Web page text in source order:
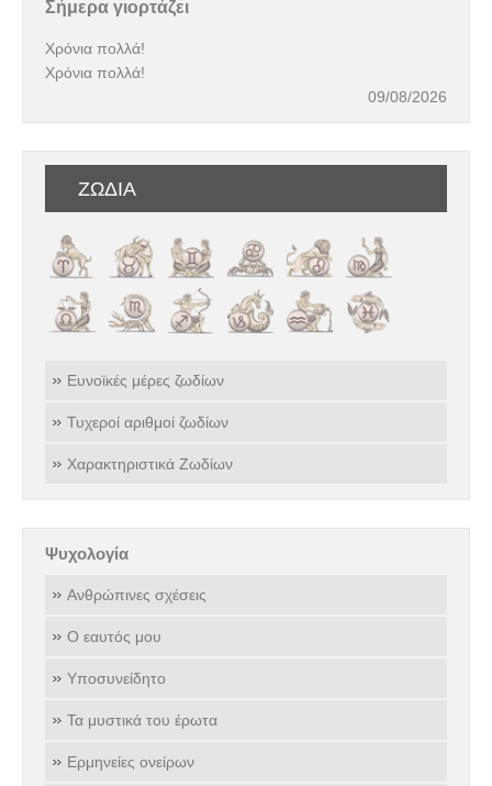
Σήμερα γιορτάζει
Χρόνια πολλά!
Χρόνια πολλά!
09/08/2026
ΖΩΔΙΑ
Ευνοϊκές μέρες ζωδίων
Τυχεροί αριθμοί ζωδίων
Χαρακτηριστικά Ζωδίων
Ψυχολογία
Ανθρώπινες σχέσεις
Ο εαυτός μου
Υποσυνείδητο
Τα μυστικά του έρωτα
Ερμηνείες ονείρων